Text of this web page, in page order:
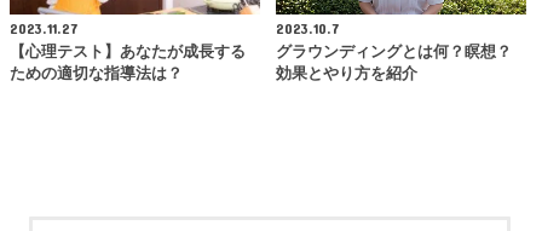
2023.11.27
【心理テスト】あなたが成長する
ための適切な指導法は？
2023.10.7
グラウンディングとは何？瞑想？
効果とやり方を紹介